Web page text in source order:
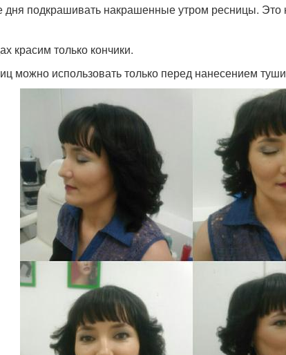
дня подкрашивать накрашенные утром ресницы. Это
красим только кончики.
можно использовать только перед нанесением